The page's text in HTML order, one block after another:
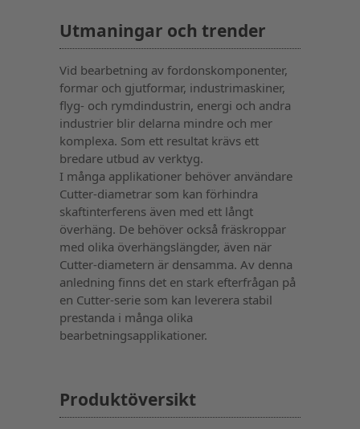
Utmaningar och trender
Vid bearbetning av fordonskomponenter,
formar och gjutformar, industrimaskiner,
flyg- och rymdindustrin, energi och andra
industrier blir delarna mindre och mer
komplexa. Som ett resultat krävs ett
bredare utbud av verktyg.
I många applikationer behöver användare
Cutter-diametrar som kan förhindra
skaftinterferens även med ett långt
överhäng. De behöver också fräskroppar
med olika överhängslängder, även när
Cutter-diametern är densamma. Av denna
anledning finns det en stark efterfrågan på
en Cutter-serie som kan leverera stabil
prestanda i många olika
bearbetningsapplikationer.
Produktöversikt